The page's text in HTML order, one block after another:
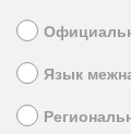
Язык